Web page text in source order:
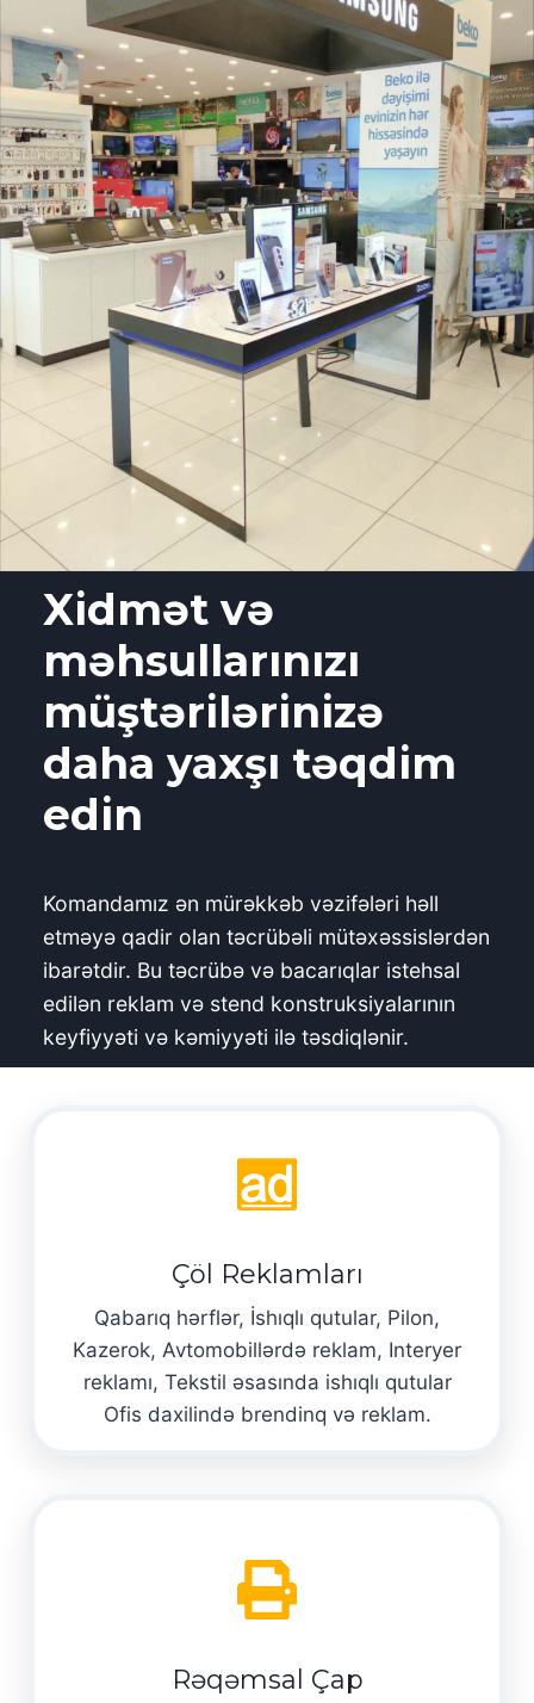
Xidmət və
məhsullarınızı
müştərilərinizə
daha yaxşı təqdim
edin
Komandamız ən mürəkkəb vəzifələri həll
etməyə qadir olan təcrübəli mütəxəssislərdən
ibarətdir. Bu təcrübə və bacarıqlar istehsal
edilən reklam və stend konstruksiyalarının
keyfiyyəti və kəmiyyəti ilə təsdiqlənir.
Çöl Reklamları
Qabarıq hərflər, İshıqlı qutular, Pilon,
Kazerok, Avtomobillərdə reklam, Interyer
reklamı, Tekstil əsasında ishıqlı qutular
Ofis daxilində brendinq və reklam.
Rəqəmsal Çap